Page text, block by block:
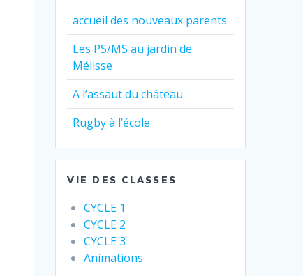
accueil des nouveaux parents
Les PS/MS au jardin de
Mélisse
A l’assaut du château
Rugby à l’école
VIE DES CLASSES
CYCLE 1
CYCLE 2
CYCLE 3
Animations